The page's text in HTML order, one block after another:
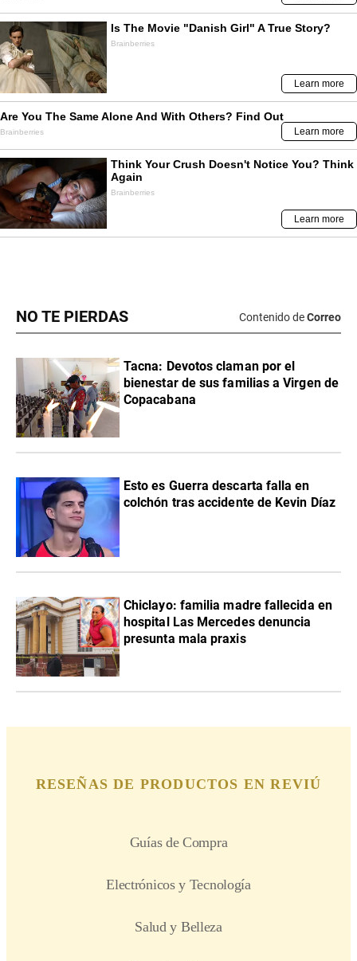
NO TE PIERDAS Contenido deCorreo
Tacna: Devotos claman por el
bienestar de sus familias a Virgen de
Copacabana
Esto es Guerra descarta falla en
colchón tras accidente de Kevin Díaz
Chiclayo: familia madre fallecida en
hospital Las Mercedes denuncia
presunta mala praxis